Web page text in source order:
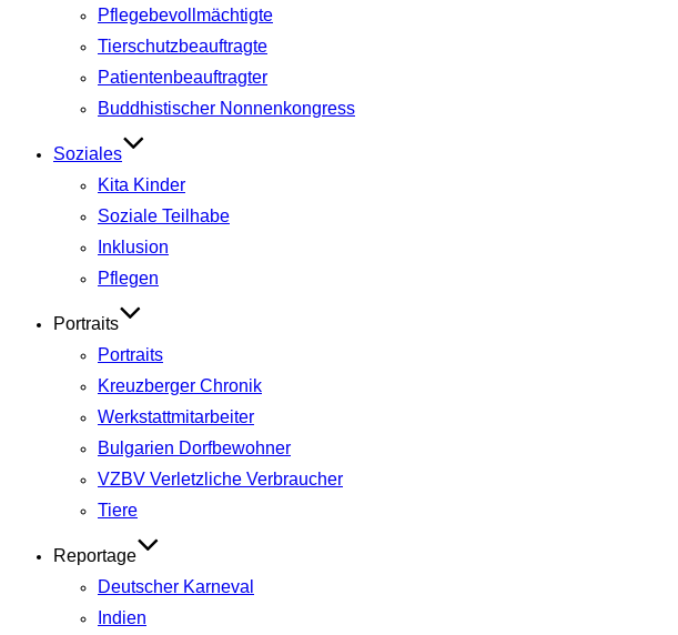
Pflegebevollmächtigte
Tierschutzbeauftragte
Patientenbeauftragter
Buddhistischer Nonnenkongress
Soziales
Kita Kinder
Soziale Teilhabe
Inklusion
Pflegen
Portraits
Portraits
Kreuzberger Chronik
Werkstattmitarbeiter
Bulgarien Dorfbewohner
VZBV Verletzliche Verbraucher
Tiere
Reportage
Deutscher Karneval
Indien